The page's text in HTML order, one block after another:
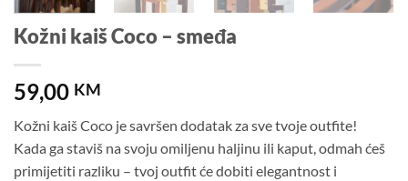
Kožni kaiš Coco – smeđa
59,00 KM
Kožni kaiš Coco je savršen dodatak za sve tvoje outfite!
Kada ga staviš na svoju omiljenu haljinu ili kaput, odmah ćeš
primijetiti razliku – tvoj outfit će dobiti elegantnost i